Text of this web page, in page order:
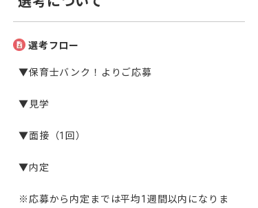
選考フロー
▼保育士バンク！よりご応募
▼見学
▼面接（1回）
▼内定
※応募から内定までは平均1週間以内になりま